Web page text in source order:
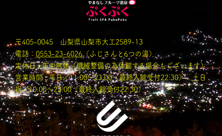
〒405-0045 山梨県山梨市大工2589-13
電話：0553-23-6026（ふじさんと6つの湯）
定休日 : 年中無休（機械整備の為休館する場合もございます）
営業時間 : 平日／11:00〜23:00（最終入館受付22:30） 土日
祝／10:00～23:00（最終入館受付22:30）